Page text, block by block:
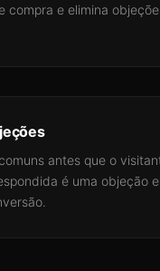
compra e elimina
antes que o
é uma objeção